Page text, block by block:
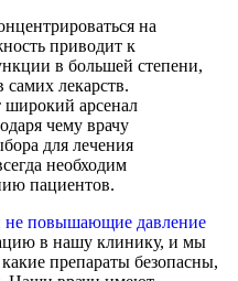
на
приводит к
в большей степени,
лекарств.
арсенал
чему врачу
для лечения
необходим
пациентов.
в нашу клинику, и мы
препараты безопасны,